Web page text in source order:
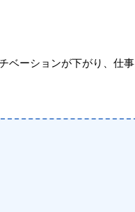
ベーションが下がり、仕事